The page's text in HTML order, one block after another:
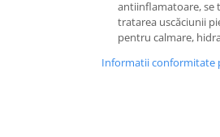
antiinflamatoare, se
tratarea uscăciunii
pentru calmare,
Informatii conformitate